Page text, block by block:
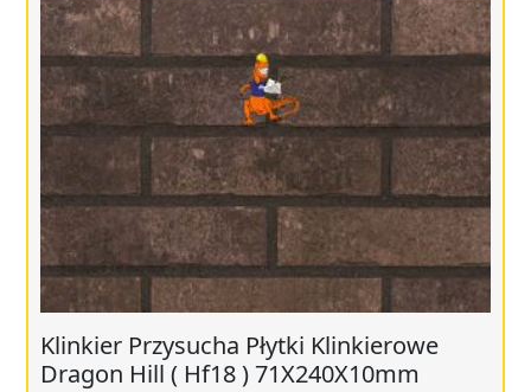
Klinkier Przysucha Płytki Klinkierowe
Dragon Hill ( Hf18 ) 71X240X10mm